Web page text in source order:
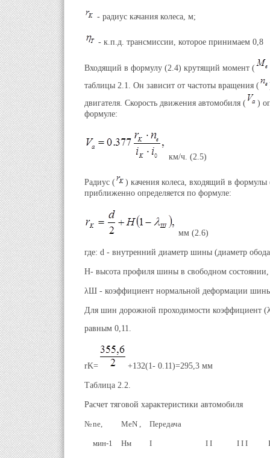
- радиус качания колеса, м;
- к.п.д. трансмиссии, которое принимаем 0,8
Входящий в формулу (2.4) крутящий момент (
таблицы 2.1. Он зависит от частоты вращения (
двигателя. Скорость движения автомобиля (
)
формуле:
км/ч. (2.5)
Радиус (
) качения колеса, входящий в
приближенно определяется по формуле:
мм (2.6)
где: d - внутренний диаметр шины (диаметр
Н- высота профиля шины в свободном
λШ - коэффициент нормальной деформации
Для шин дорожной проходимости коэффициент
равным 0,11.
rK= +132(1- 0.11)=295,3 мм
Таблица 2.2.
Расчет тяговой характеристики автомобиля
№ne,
мин-1
MeN ,
Нм
Передача
I I I I I I